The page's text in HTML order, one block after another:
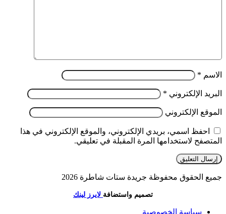
الاسم *
البريد الإلكتروني *
الموقع الإلكتروني
احفظ اسمي، بريدي الإلكتروني، والموقع الإلكتروني في هذا
المتصفح لاستخدامها المرة المقبلة في تعليقي.
جميع الحقوق محفوظة جريدة ستات شاطرة 2026
تصميم واستضافة لايرز لينك
سياسة الخصوصية